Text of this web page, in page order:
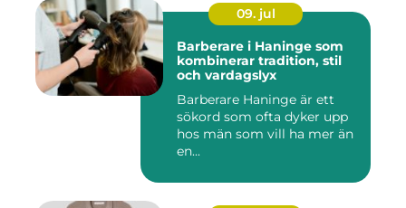
09. jul
Barberare i Haninge som
kombinerar tradition, stil
och vardagslyx
Barberare Haninge är ett
sökord som ofta dyker upp
hos män som vill ha mer än
en...